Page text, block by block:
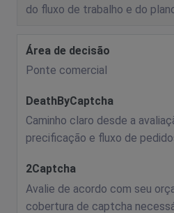
do fluxo de trabalho e do
Ponte comercial
Caminho claro desde a
precificação e fluxo de
Avalie de acordo com seu
cobertura de captcha